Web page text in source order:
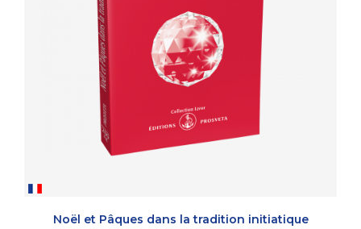
Noël et Pâques dans la tradition initiatique